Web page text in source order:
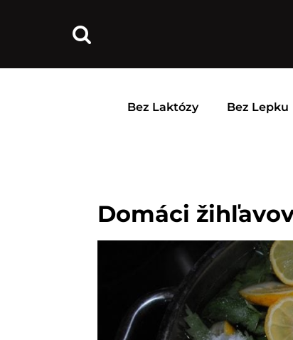
Bez Laktózy Bez Lepku
Domáci